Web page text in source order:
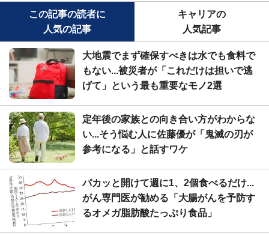
この記事の読者に
人気の記事
キャリアの
人気記事
大地震でまず確保すべきは水でも食料で
もない...被災者が「これだけは担いで逃
げて」という最も重要なモノ2選
定年後の家族との向き合い方がわからな
い...そう悩む人に佐藤優が「鬼滅の刃が
参考になる」と話すワケ
パカッと開けて週に1、2個食べるだけ...
がん専門医が勧める「大腸がんを予防す
るオメガ脂肪酸たっぷり食品」